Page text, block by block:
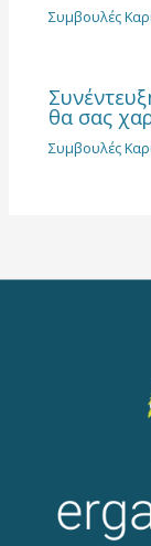
Συμβουλές
θα σας
Συμβουλές